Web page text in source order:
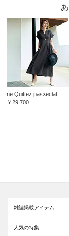
ne Quittez pas×eclat
￥29,700
雑誌掲載アイテム
人気の特集